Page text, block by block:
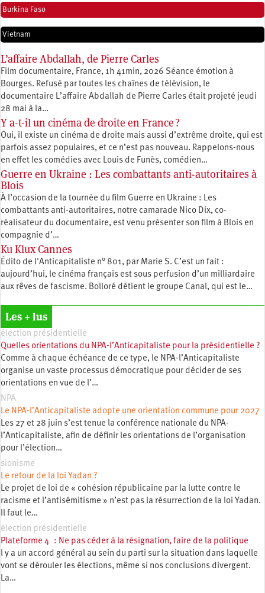
Burkina Faso
Vietnam
L’affaire Abdallah, de Pierre Carles
Film documentaire, France, 1h 41min, 2026 Séance émotion à
Bourges. Refusé par toutes les chaînes de télévision, le
documentaire L’affaire Abdallah de Pierre Carles était projeté jeudi
28 mai à la…
Y a-t-il un cinéma de droite en France ?
Oui, il existe un cinéma de droite mais aussi d’extrême droite, qui est
parfois assez populaires, et ce n’est pas nouveau. Rappelons-nous
en effet les comédies avec Louis de Funès, comédien…
Guerre en Ukraine : Les combattants anti-autoritaires à
Blois
À l’occasion de la tournée du film Guerre en Ukraine : Les
combattants anti-autoritaires, notre camarade Nico Dix, co-
réalisateur du documentaire, est venu présenter son film à Blois en
compagnie d’…
Ku Klux Cannes
Édito de l'Anticapitaliste n° 801, par Marie S. C’est un fait :
aujourd’hui, le cinéma français est sous perfusion d’un milliardaire
aux rêves de fascisme. Bolloré détient le groupe Canal, qui est le…
Les + lus
élection présidentielle
Quelles orientations du NPA-l’Anticapitaliste pour la présidentielle ?
Comme à chaque échéance de ce type, le NPA-l’Anticapitaliste
organise un vaste processus démocratique pour décider de ses
orientations en vue de l’…
NPA
Le NPA-l’Anticapitaliste adopte une orientation commune pour 2027
Les 27 et 28 juin s’est tenue la conférence nationale du NPA-
l’Anticapitaliste, afin de définir les orientations de l’organisation
pour l’élection…
sionisme
Le retour de la loi Yadan ?
Le projet de loi de « cohésion républicaine par la lutte contre le
racisme et l’antisémitisme » n’est pas la résurrection de la loi Yadan.
Il faut le…
élection présidentielle
Plateforme 4 : Ne pas céder à la résignation, faire de la politique
l y a un accord général au sein du parti sur la situation dans laquelle
vont se dérouler les élections, même si nos conclusions divergent.
La…